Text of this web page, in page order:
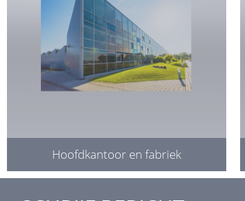
Hoofdkantoor en fabriek